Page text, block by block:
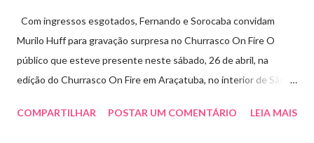
Com ingressos esgotados, Fernando e Sorocaba convidam
Murilo Huff para gravação surpresa no Churrasco On Fire O
público que esteve presente neste sábado, 26 de abril, na
edição do Churrasco On Fire em Araçatuba, no interior de São
Huff subiu ao palco de surpresa para gravar duas faixas ao lado
COMPARTILHAR POSTAR UM COMENTÁRIO LEIA MAIS